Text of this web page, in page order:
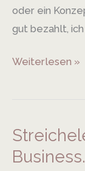
oder ein
gut bezahlt,
Weiterlesen »
für